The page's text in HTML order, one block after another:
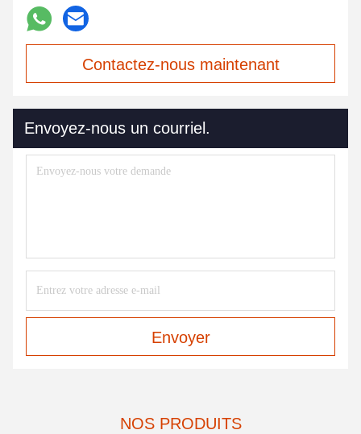
Contactez-nous maintenant
Envoyez-nous un courriel.
Envoyer
NOS PRODUITS